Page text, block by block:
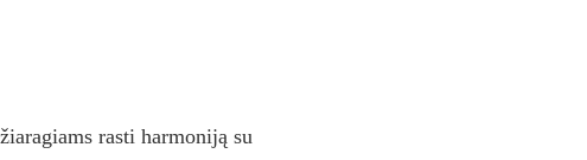
rasti harmoniją su